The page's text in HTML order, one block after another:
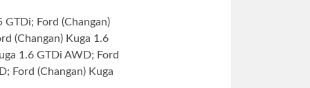
GTDi; Ford (Changan)
(Changan) Kuga 1.6
1.6 GTDi AWD; Ford
Ford (Changan) Kuga